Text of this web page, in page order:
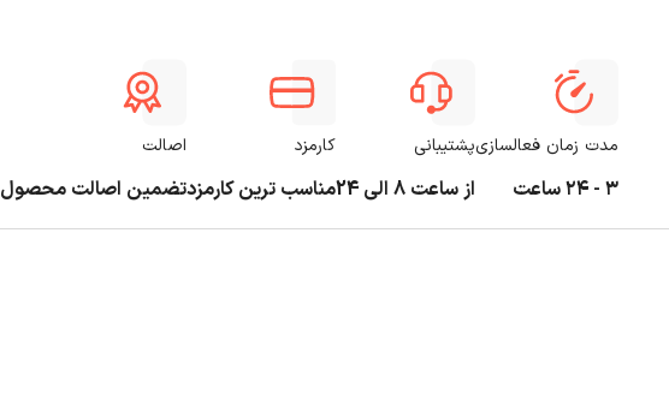
مدت زمان فعالسازی
۳ - ۲۴ ساعت
پشتیبانی
از ساعت 8 الی 24
کارمزد
مناسب ترین کارمزد
اصالت
تضمین اصالت محصول